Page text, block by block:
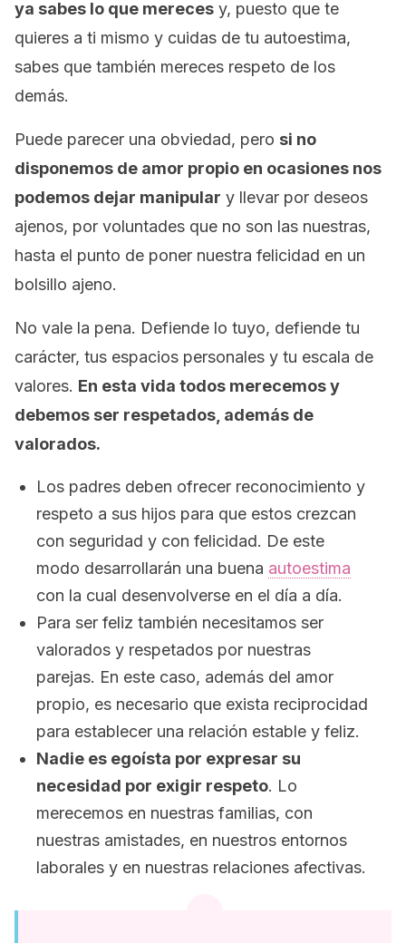
ya sabes lo que mereces y, puesto que te
quieres a ti mismo y cuidas de tu autoestima,
sabes que también mereces respeto de los
demás.
Puede parecer una obviedad, pero si no
disponemos de amor propio en ocasiones nos
podemos dejar manipular y llevar por deseos
ajenos, por voluntades que no son las nuestras,
hasta el punto de poner nuestra felicidad en un
bolsillo ajeno.
No vale la pena. Defiende lo tuyo, defiende tu
carácter, tus espacios personales y tu escala de
valores. En esta vida todos merecemos y
debemos ser respetados, además de
valorados.
Los padres deben ofrecer reconocimiento y
respeto a sus hijos para que estos crezcan
con seguridad y con felicidad. De este
modo desarrollarán una buena autoestima
con la cual desenvolverse en el día a día.
Para ser feliz también necesitamos ser
valorados y respetados por nuestras
parejas. En este caso, además del amor
propio, es necesario que exista reciprocidad
para establecer una relación estable y feliz.
Nadie es egoísta por expresar su
necesidad por exigir respeto. Lo
merecemos en nuestras familias, con
nuestras amistades, en nuestros entornos
laborales y en nuestras relaciones afectivas.